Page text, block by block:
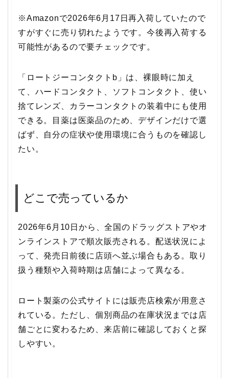
※Amazonで2026年6月17日再入荷していたので
すがすぐに売り切れたようです。今後再入荷する
可能性があるので要チェックです。
「ロートジーコンタクトb」は、裸眼時に加え
て、ハードコンタクト、ソフトコンタクト、使い
捨てレンズ、カラーコンタクトの装着中にも使用
できる。目薬は医薬品のため、デザインだけで選
ばず、自分の症状や使用環境に合うものを確認し
たい。
どこで売っているか
2026年6月10日から、全国のドラッグストアやオ
ンラインストアで順次販売される。配送状況によ
って、発売日前後に店頭へ並ぶ場合もある。取り
扱う種類や入荷時期は店舗によって異なる。
ロート製薬の公式サイトには販売店検索が用意さ
れている。ただし、個別商品の在庫状況までは店
舗ごとに変わるため、来店前に確認しておくと探
しやすい。